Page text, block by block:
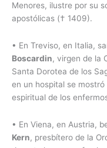
Menores, ilustre por su
apostólicas († 1409).
• En Treviso, en Italia,
Boscardin, virgen de la
Santa Dorotea de los
en un hospital se
espiritual de los
• En Viena, en Austria,
Kern, presbítero de la